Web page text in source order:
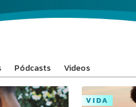
Pódcasts Videos
VIDA